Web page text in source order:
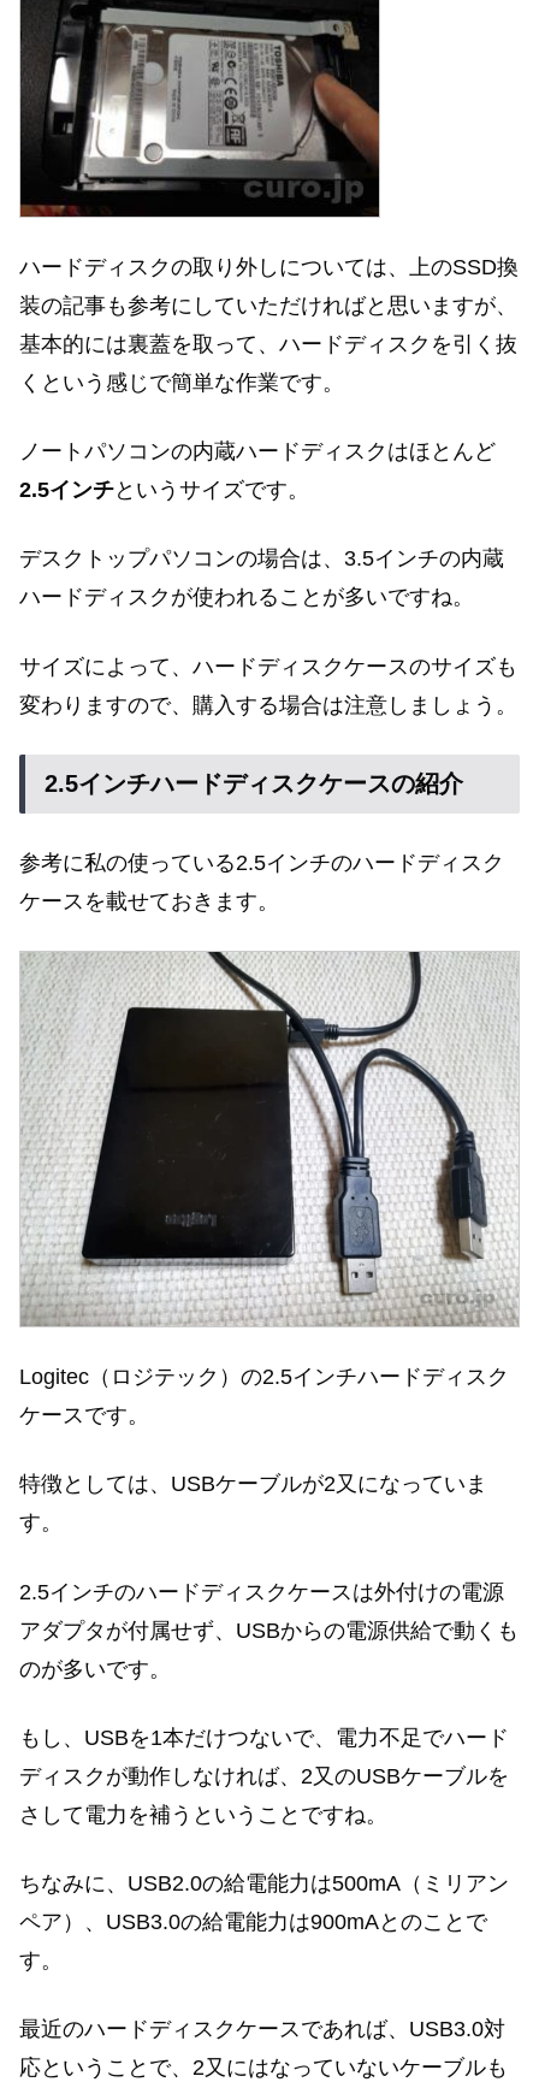
ハードディスクの取り外しについては、上のSSD換
装の記事も参考にしていただければと思いますが、
基本的には裏蓋を取って、ハードディスクを引く抜
くという感じで簡単な作業です。
ノートパソコンの内蔵ハードディスクはほとんど
2.5インチというサイズです。
デスクトップパソコンの場合は、3.5インチの内蔵
ハードディスクが使われることが多いですね。
サイズによって、ハードディスクケースのサイズも
変わりますので、購入する場合は注意しましょう。
2.5インチハードディスクケースの紹介
参考に私の使っている2.5インチのハードディスク
ケースを載せておきます。
Logitec（ロジテック）の2.5インチハードディスク
ケースです。
特徴としては、USBケーブルが2又になっていま
す。
2.5インチのハードディスクケースは外付けの電源
アダプタが付属せず、USBからの電源供給で動くも
のが多いです。
もし、USBを1本だけつないで、電力不足でハード
ディスクが動作しなければ、2又のUSBケーブルを
さして電力を補うということですね。
ちなみに、USB2.0の給電能力は500mA（ミリアン
ペア）、USB3.0の給電能力は900mAとのことで
す。
最近のハードディスクケースであれば、USB3.0対
応ということで、2又にはなっていないケーブルも